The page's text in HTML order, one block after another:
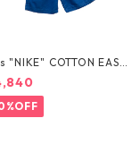
"NIKE" COTTON EASY